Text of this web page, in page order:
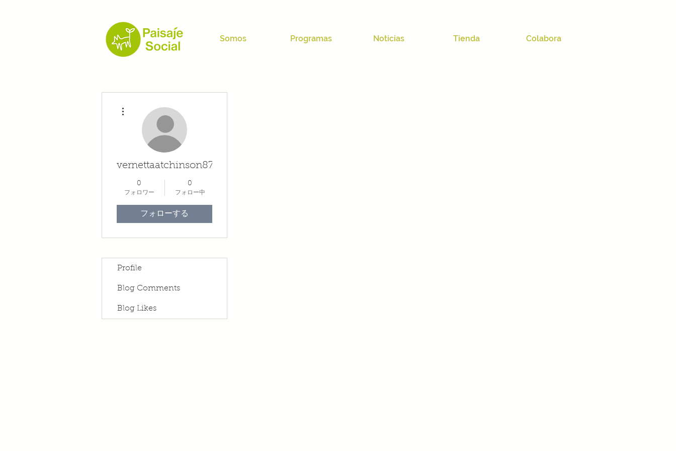
Somos Programas Noticias Tienda Colabora
vernettaatchinson87403
0
フォロワー
0
フォロー中
フォローする
Profile
Blog Comments
Blog Likes